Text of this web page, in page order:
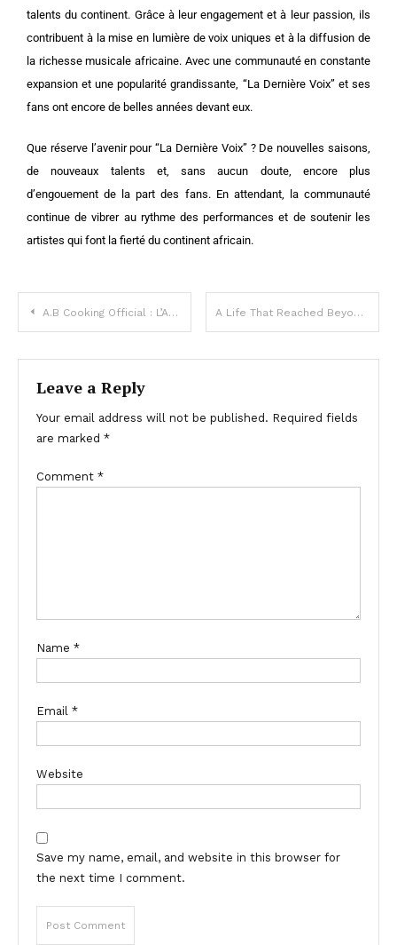
talents du continent. Grâce à leur engagement et à leur passion, ils
contribuent à la mise en lumière de voix uniques et à la diffusion de
la richesse musicale africaine. Avec une communauté en constante
expansion et une popularité grandissante, “La Dernière Voix” et ses
fans ont encore de belles années devant eux.
Que réserve l’avenir pour “La Dernière Voix” ? De nouvelles saisons,
de nouveaux talents et, sans aucun doute, encore plus
d’engouement de la part des fans. En attendant, la communauté
continue de vibrer au rythme des performances et de soutenir les
artistes qui font la fierté du continent africain.
A.B Cooking Official : L’Art de la Cuisine Partagé sur les Réseaux Sociaux A Life That Reached Beyond the Skies Berigalaxy
Leave a Reply
Your email address will not be published. Required fields
are marked *
Comment *
Name *
Email *
Website
Save my name, email, and website in this browser for
the next time I comment.